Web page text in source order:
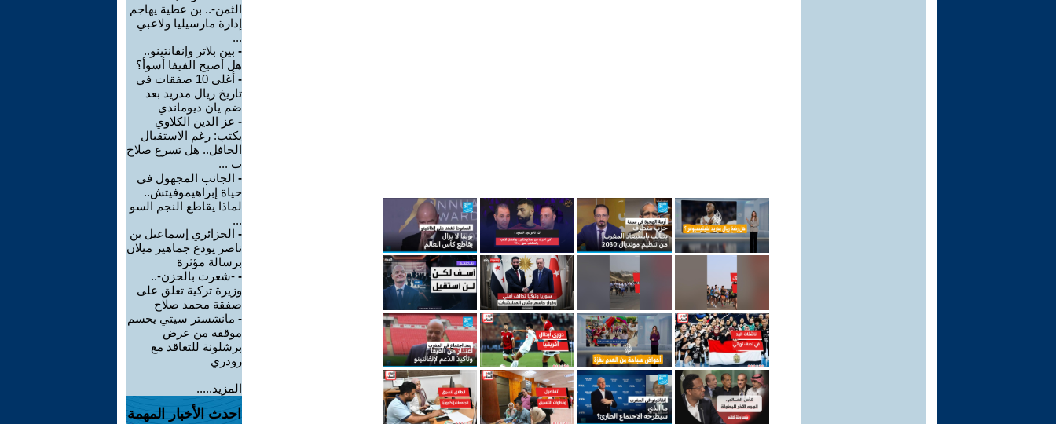
الثمن-.. بن عطية يهاجم
إدارة مارسيليا ولاعبي
...
- بين بلاتر وإنفانتينو..
هل أصبح الفيفا أسوأ؟
-
أغلى 10 صفقات في
تاريخ ريال مدريد بعد
ضم يان ديوماندي
- عز الدين الكلاوي
يكتب: رغم الاستقبال
الحافل.. هل تسرع صلاح
ب ...
- الجانب المجهول في
حياة إبراهيموفيتش..
لماذا يقاطع النجم السو
...
- الجزائري إسماعيل بن
ناصر يودع جماهير ميلان
برسالة مؤثرة
- -شعرت بالحزن-..
وزيرة تركية تعلق على
صفقة محمد صلاح
- مانشستر سيتي يحسم
موقفه من عرض
برشلونة للتعاقد مع
رودري
المزيد.....
احدث الأخبار المهمة